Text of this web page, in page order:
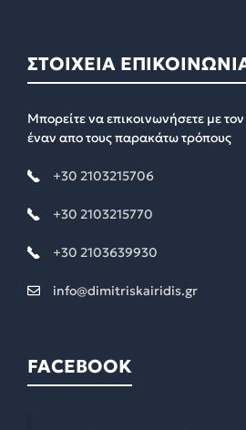
ΣΤΟΙΧΕΙΑ
Μπορείτε να επικοινωνήσετε με
έναν απο τους παρακάτω τρόπους
+30 2103215706
+30 2103215770
+30 2103639930
info@dimitriskairidis.gr
FACEBOOK